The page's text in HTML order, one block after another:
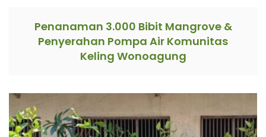
Penanaman 3.000 Bibit Mangrove &
Penyerahan Pompa Air Komunitas
Keling Wonoagung